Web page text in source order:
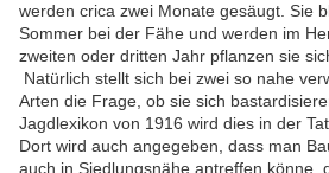
werden crica zwei Monate gesäugt. Sie
Sommer bei der Fähe und werden im
zweiten oder dritten Jahr pflanzen sie
Natürlich stellt sich bei zwei so nahe
Arten die Frage, ob sie sich
Jagdlexikon von 1916 wird dies in der
Dort wird auch angegeben, dass man
auch in Siedlungsnähe antreffen könne,